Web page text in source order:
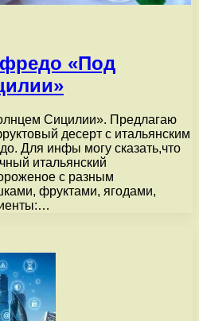
«Под
Сицилии». Предлагаю
десерт с итальянским
Для инфы могу сказать,что
итальянский
с разным
фруктами, ягодами,